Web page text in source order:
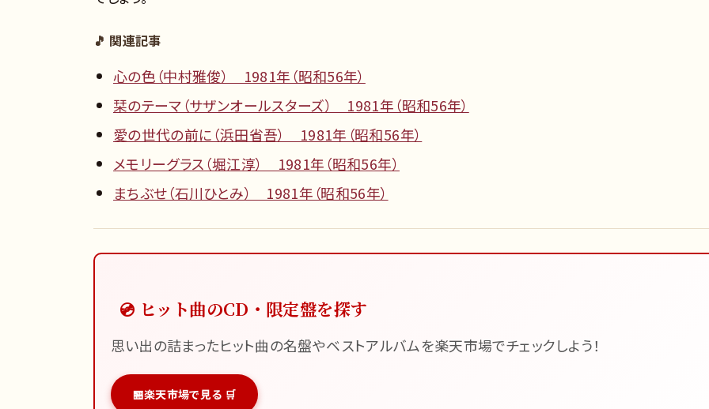
🎵 関連記事
心の色（中村雅俊） 1981年（昭和56年）
栞のテーマ（サザンオールスターズ） 1981年（昭和56年）
愛の世代の前に（浜田省吾） 1981年（昭和56年）
メモリーグラス（堀江淳） 1981年（昭和56年）
まちぶせ（石川ひとみ） 1981年（昭和56年）
💿 ヒット曲のCD・限定盤を探す
思い出の詰まったヒット曲の名盤やベストアルバムを楽天市場でチェックしよう！
楽天市場で見る 🛒